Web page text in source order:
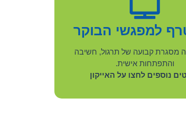
למפגשי הבוקר
מסגרת קבועה של תרגול, חשיבה
והתפתחות אישית.
נוספים לחצו על האייקון